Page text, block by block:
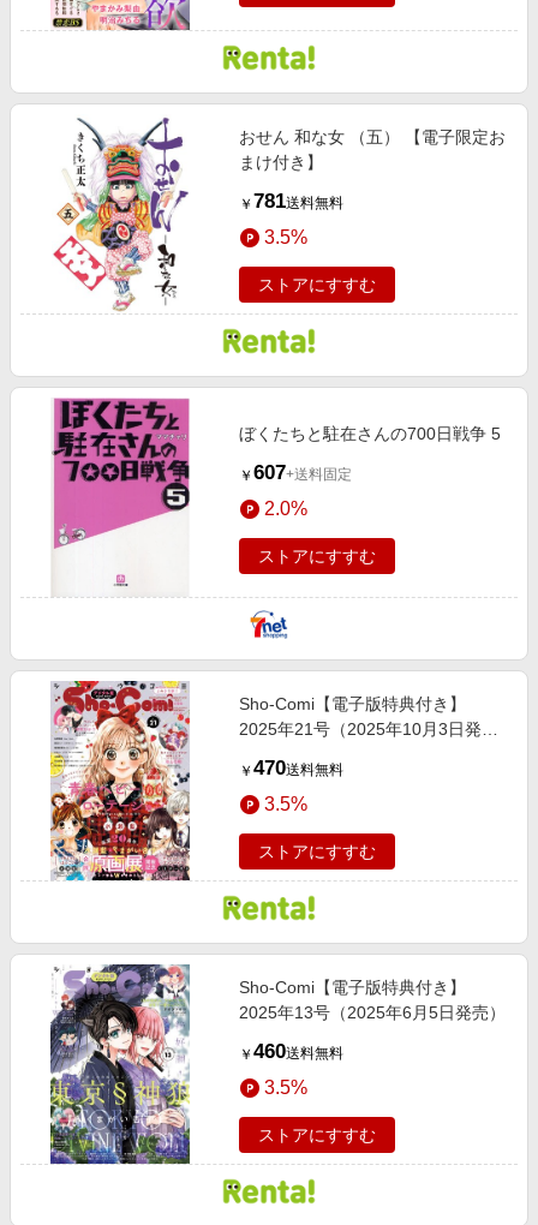
おせん 和な女 （五） 【電子限定お
まけ付き】
￥ 781送料無料
3.5%
ストアにすすむ
ぼくたちと駐在さんの700日戦争 5
￥ 607+送料固定
2.0%
ストアにすすむ
Sho‐Comi【電子版特典付き】
2025年21号（2025年10月3日発
￥ 470送料無料
3.5%
ストアにすすむ
Sho‐Comi【電子版特典付き】
2025年13号（2025年6月5日発売）
￥ 460送料無料
3.5%
ストアにすすむ